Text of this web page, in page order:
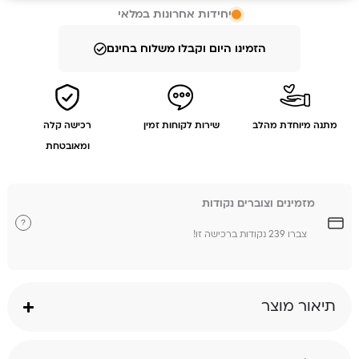
יחידות אחרונות במלאי
הזמינו היום וקבלו משלוח בחינם
מתנה מיוחדת מהלב שירות לקוחות זמין
רכישה קלה
ומאובטחת
מזמינים וצוברים נקודות
צברו 239 נקודות ברכישה זו!
?
תיאור מוצר